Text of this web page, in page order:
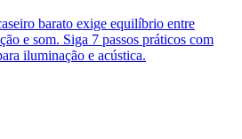
barato exige equilíbrio entre
e som. Siga 7 passos práticos com
iluminação e acústica.